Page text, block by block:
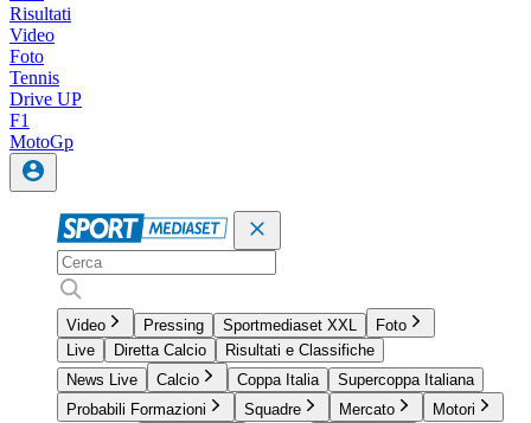
Risultati
Video
Foto
Tennis
Drive UP
F1
MotoGp
Video Pressing Sportmediaset XXL
Foto
Live
Diretta Calcio
Risultati e Classifiche
News Live
Calcio Coppa Italia
Supercoppa Italiana
Probabili Formazioni
Squadre Mercato
Motori